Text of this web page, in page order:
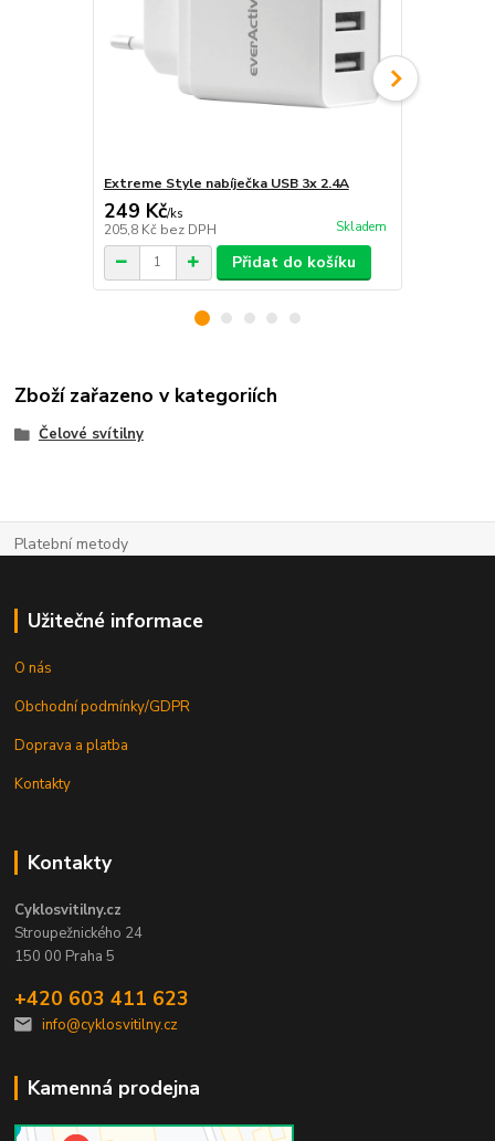
Extreme Style nabíječka USB 3x 2.4A
249 Kč/ks
205,8 Kč bez DPH Skladem
Přidat do košíku
Zboží zařazeno v kategoriích
Čelové svítilny
Platební metody
Užitečné informace
O nás
Obchodní podmínky/GDPR
Doprava a platba
Kontakty
Kontakty
Cyklosvitilny.cz
Stroupežnického 24
150 00 Praha 5
+420 603 411 623
info@cyklosvitilny.cz
Kamenná prodejna